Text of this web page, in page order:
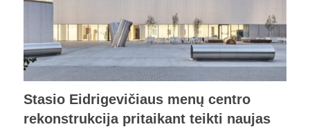
Stasio Eidrigevičiaus menų centro
rekonstrukcija pritaikant teikti naujas